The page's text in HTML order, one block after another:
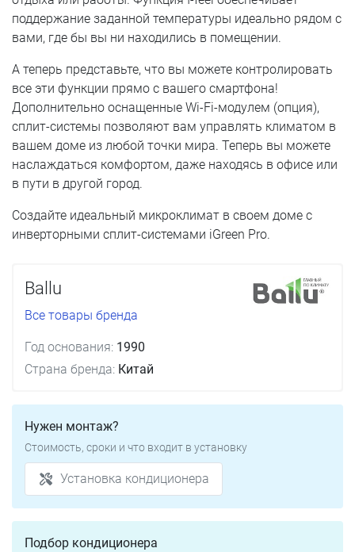
поддержание заданной температуры идеально рядом с
вами, где бы вы ни находились в помещении.
А теперь представьте, что вы можете контролировать
все эти функции прямо с вашего смартфона!
Дополнительно оснащенные Wi-Fi-модулем (опция),
сплит-системы позволяют вам управлять климатом в
вашем доме из любой точки мира. Теперь вы можете
наслаждаться комфортом, даже находясь в офисе или
в пути в другой город.
Создайте идеальный микроклимат в своем доме с
инверторными сплит-системами iGreen Pro.
Ballu
Все товары бренда
Год основания: 1990
Страна бренда: Китай
Нужен монтаж?
Стоимость, сроки и что входит в установку
Установка кондиционера
Подбор кондиционера